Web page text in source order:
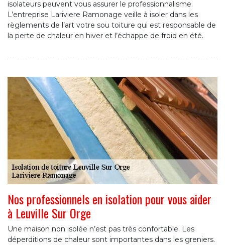
isolateurs peuvent vous assurer le professionnalisme.
L’entreprise Lariviere Ramonage veille à isoler dans les
règlements de l’art votre sou toiture qui est responsable de
la perte de chaleur en hiver et l’échappe de froid en été.
Nos professionnels en isolation pour vous aider
à Leuville Sur Orge
Une maison non isolée n’est pas très confortable. Les
déperditions de chaleur sont importantes dans les greniers.